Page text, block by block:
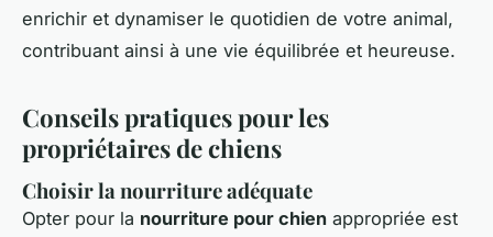
enrichir et dynamiser le quotidien de votre animal,
contribuant ainsi à une vie équilibrée et heureuse.
Conseils pratiques pour les
propriétaires de chiens
Choisir la nourriture adéquate
Opter pour la nourriture pour chien appropriée est